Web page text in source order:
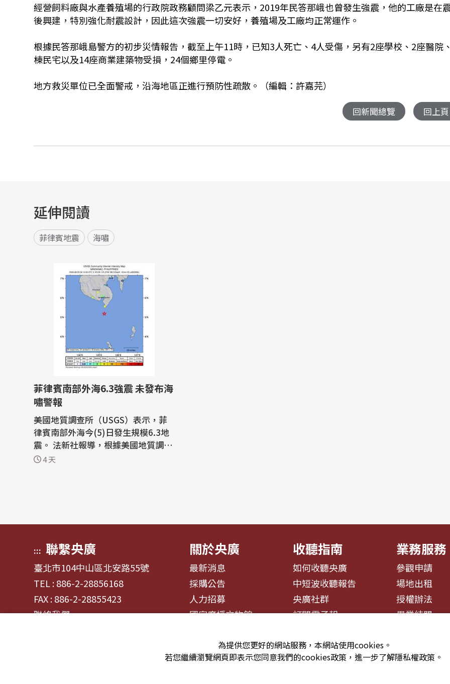
經營飼料廠與水產養殖場的行政院政務顧問梁乙元表示，2019年民答那峨也曾發生強震，他的工廠是在
後興建，特別強化耐震設計，因此這次強震一切安好，養殖場及工廠均正常運作。
根據民答那峨島警方的初步災情報告，截至上午11時，已知3人死亡、4人受傷，另有2座學校、2座醫院
棟民宅以及14座商業建築物受損，24個鄉里停電。
地方救災單位已全面警戒，沿海地區正進行預防性疏散。（編輯：許嘉芫）
回新聞總覽 回上頁
延伸閱讀
菲律賓地震 海嘯
菲律賓南部外海6.3強震 未發布海
嘯警報
美國地質調查所（USGS）表示，菲
律賓南部外海今(5)日發生規模6.3地
震。 法新社報導，根據美國地質調查
所資料，地震發生在中午12時14分
4 天
::: 聯繫央廣
臺北市104中山區北安路55號
TEL : 886-2-28856168
FAX : 886-2-28855423
聯絡我們
關於央廣
最新消息
採購公告
人力招募
國家廣播文物館
收聽指南
如何收聽央廣
中短波收聽報告
央廣社群
訂閱電子報
業務服務
參觀申請
場地出租
授權辦法
異業結盟
為提供您更好的網站服務，本網站使用cookies。
若您繼續瀏覽網頁即表示您同意我們的cookies政策，進一步了解隱私權政策。